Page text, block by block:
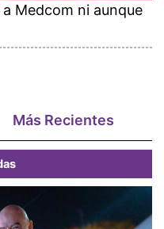
Medcom ni aunque
Más Recientes